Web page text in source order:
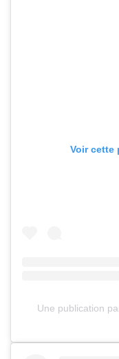
Voir cette
Une publication